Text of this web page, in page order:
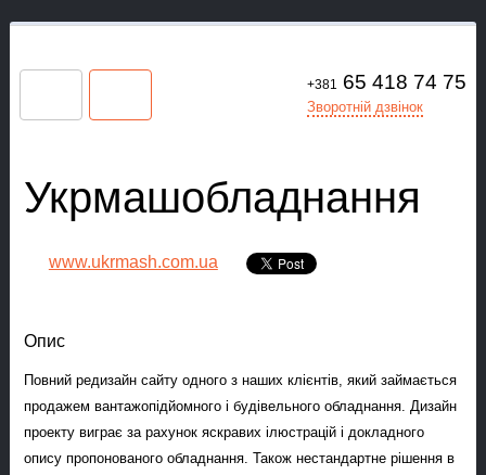
+381 65 418 74 75
Зворотній дзвінок
Укрмашобладнання
www.ukrmash.com.ua
Опис
Повний редизайн сайту одного з наших клієнтів, який займається
продажем вантажопідйомного і будівельного обладнання. Дизайн
проекту виграє за рахунок яскравих ілюстрацій і докладного
опису пропонованого обладнання. Також нестандартне рішення в